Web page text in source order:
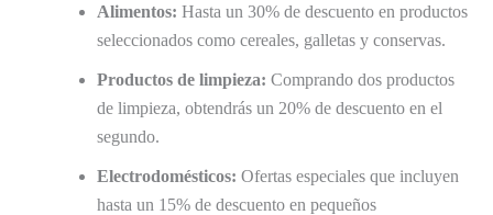
Alimentos: Hasta un 30% de descuento en productos
seleccionados como cereales, galletas y conservas.
Productos de limpieza: Comprando dos productos
de limpieza, obtendrás un 20% de descuento en el
segundo.
Electrodomésticos: Ofertas especiales que incluyen
hasta un 15% de descuento en pequeños